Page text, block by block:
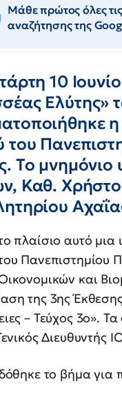
Μάθε πρώτος όλες
αναζήτησης της
10
Ελύτης»
του
Το
Καθ.
πλαίσιο αυτό μια
Πανεπιστημίου
και
της 3ης Έκθεσης
– Τεύχος 3ο».
Διευθυντής
το βήμα για